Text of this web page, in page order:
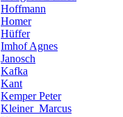
Hoffmann
Homer
Hüffer
Imhof Agnes
Janosch
Kafka
Kant
Kemper Peter
Kleiner_Marcus